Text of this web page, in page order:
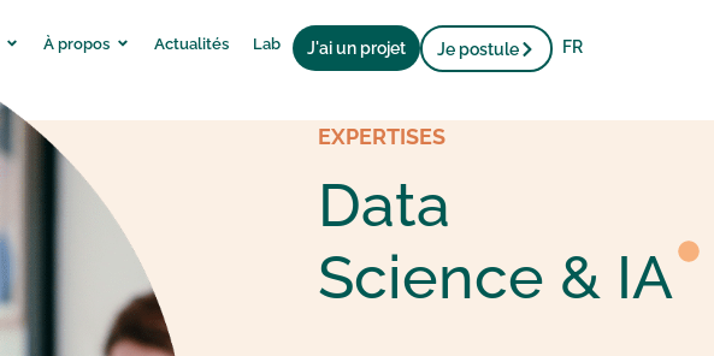
À propos Actualités Lab J'ai un projet Je postule FR
EXPERTISES
Data
Science & IA